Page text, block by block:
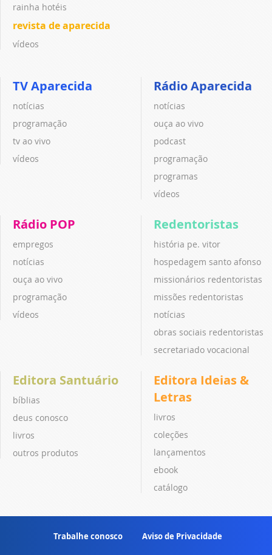
rainha hotéis
revista de aparecida
vídeos
TV Aparecida
notícias
programação
tv ao vivo
vídeos
Rádio Aparecida
notícias
ouça ao vivo
podcast
programação
programas
vídeos
Rádio POP
empregos
notícias
ouça ao vivo
programação
vídeos
Redentoristas
história pe. vitor
hospedagem santo afonso
missionários redentoristas
missões redentoristas
notícias
obras sociais redentoristas
secretariado vocacional
Editora Santuário
bíblias
deus conosco
livros
outros produtos
Editora Ideias &
Letras
livros
coleções
lançamentos
ebook
catálogo
Trabalhe conosco Aviso de Privacidade